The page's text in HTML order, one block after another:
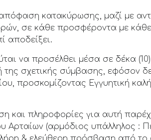
κατακύρωσης, μαζί με
σε κάθε προσφέροντα με
αποδείξει.
να προσέλθει μέσα σε δέκα
της σχετικής σύμβασης, εφόσον
προσκομίζοντας Εγγυητική
και πληροφορίες για αυτή
Αρταίων (αρμόδιος υπάλληλος :